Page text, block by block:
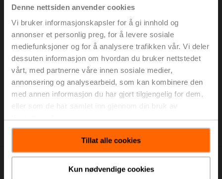
Denne nettsiden anvender cookies
Vi bruker informasjonskapsler for å gi innhold og
annonser et personlig preg, for å levere sosiale
mediefunksjoner og for å analysere trafikken vår. Vi deler
dessuten informasjon om hvordan du bruker nettstedet
vårt, med partnerne våre innen sosiale medier,
annonsering og analysearbeid, som kan kombinere den
med annen informasjon du har gjort tilgjengelig for dem,
eller som de har samlet inn gjennom din bruk av
Tillat alle cookies
Kun nødvendige cookies
Vanlige problemer med konstruksjonen: Dårlig ytelse
og lav delta-T syndrom
Mulig løsning: Dynamisk balansering
En bedre løsning: Dynamisk balansering med
overvåkning av temperaturdifferanse
Problem: Begroing, forverret temperaturdifferanse +
Suksesshistorie: Tennessee